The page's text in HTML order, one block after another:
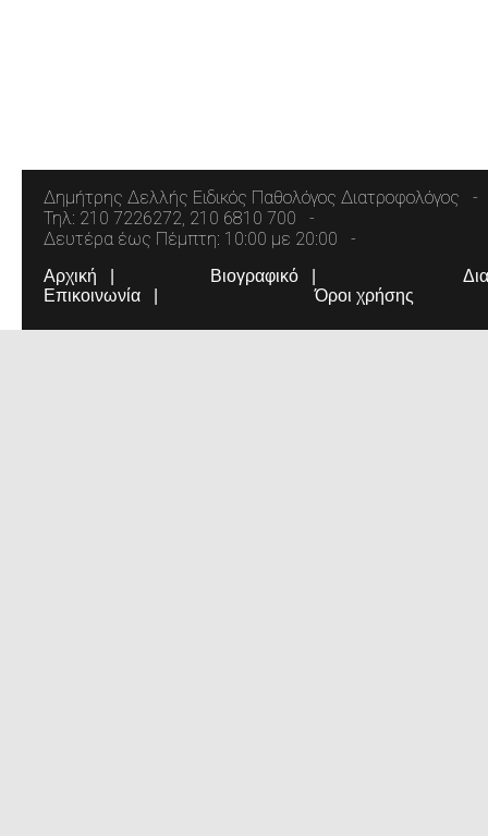
Δημήτρης Δελλής Ειδικός Παθολόγος Διατροφολόγος
Τηλ: 210 7226272, 210 6810 700
Δευτέρα έως Πέμπτη: 10:00 με 20:00
Αρχική Βιογραφικό
Επικοινωνία
Όροι χρήσης